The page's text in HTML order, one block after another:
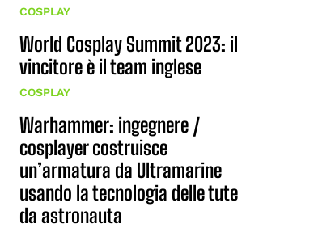
COSPLAY
World Cosplay Summit 2023: il
vincitore è il team inglese
COSPLAY
Warhammer: ingegnere /
cosplayer costruisce
un’armatura da Ultramarine
usando la tecnologia delle tute
da astronauta